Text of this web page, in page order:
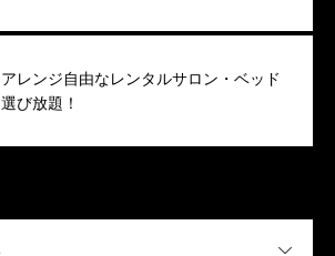
アレンジ自由なレンタルサロン・ベッド
選び放題！